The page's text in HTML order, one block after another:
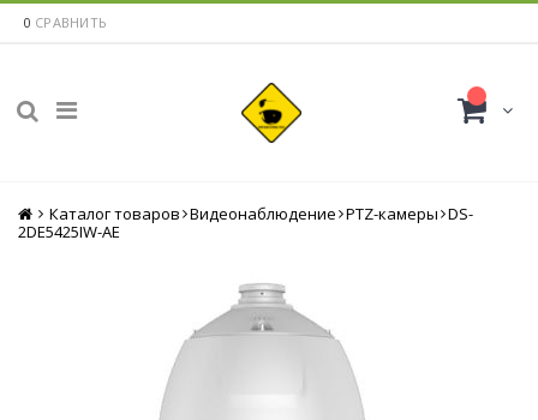
0 СРАВНИТЬ
Главная
Каталог товаров Видеонаблюдение PTZ-камеры DS-
2DE5425IW-AE